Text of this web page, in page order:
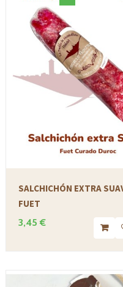
SALCHICHÓN EXTRA
FUET
3,45 €